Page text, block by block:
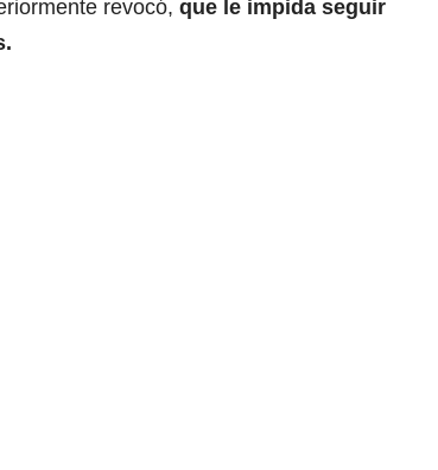
revocó, que le impida seguir